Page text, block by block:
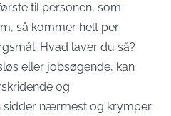
til personen, som
så kommer helt per
Hvad laver du så?
eller jobsøgende, kan
og
sidder nærmest og krymper